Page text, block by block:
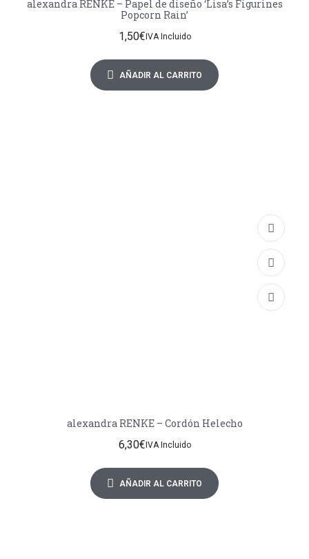
alexandra RENKE – Papel de diseño ‘Lisa’s Figurines
Popcorn Rain’
1,50€ IVA Incluido
AÑADIR AL CARRITO
alexandra RENKE – Cordón Helecho
6,30€ IVA Incluido
AÑADIR AL CARRITO